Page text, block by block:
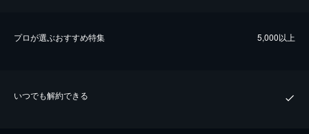
プロが選ぶおすすめ特集 5,000以上
いつでも解約できる